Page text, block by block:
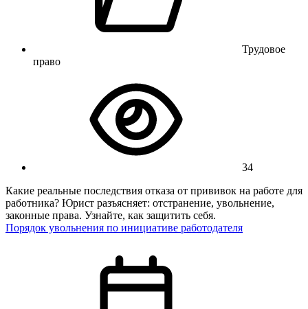
Трудовое
право
34
Какие реальные последствия отказа от прививок на работе для
работника? Юрист разъясняет: отстранение, увольнение,
законные права. Узнайте, как защитить себя.
Порядок увольнения по инициативе работодателя